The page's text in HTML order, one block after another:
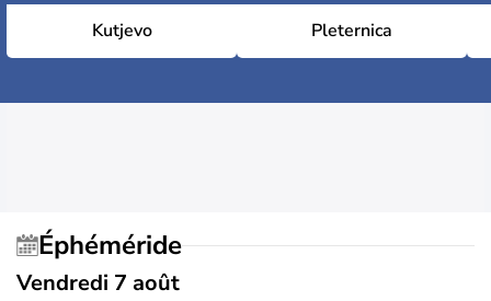
Kutjevo Pleternica
Éphéméride
Vendredi 7 août